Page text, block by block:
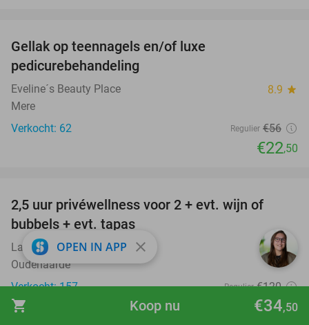
shopping_cart €34,50
Koop nu
Gellak op teennagels en/of luxe
pedicurebehandeling
Eveline´s Beauty Place 8.9 star
Mere
Verkocht: 62
Regulier €56
€22,50
2,5 uur privéwellness voor 2 + evt. wijn of
bubbels + evt. tapas
La Cereza 9.9star
Oudenaarde
Verkocht: 157
Regulier €120
€89
OPEN IN APP close